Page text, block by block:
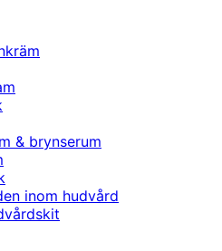
& brynserum
inom hudvård